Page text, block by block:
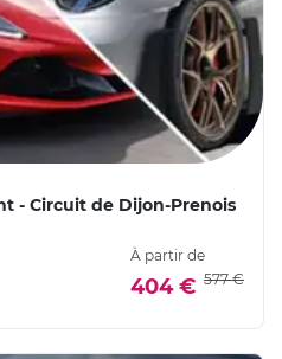
- Circuit de Dijon-Prenois
À partir de
404 € 577 €